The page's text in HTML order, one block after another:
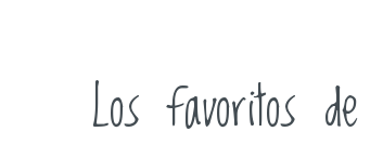
Los favoritos